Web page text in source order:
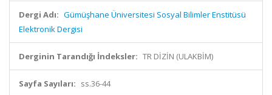
Dergi Adı: Gümüşhane Üniversitesi Sosyal Bilimler Enstitüsü
Elektronik Dergisi
Derginin Tarandığı İndeksler: TR DİZİN (ULAKBİM)
Sayfa Sayıları: ss.36-44